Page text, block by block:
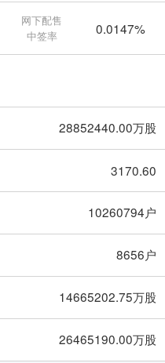
网下配售
中签率
0.0147%
28852440.00万股
3170.60
10260794户
8656户
14665202.75万股
26465190.00万股